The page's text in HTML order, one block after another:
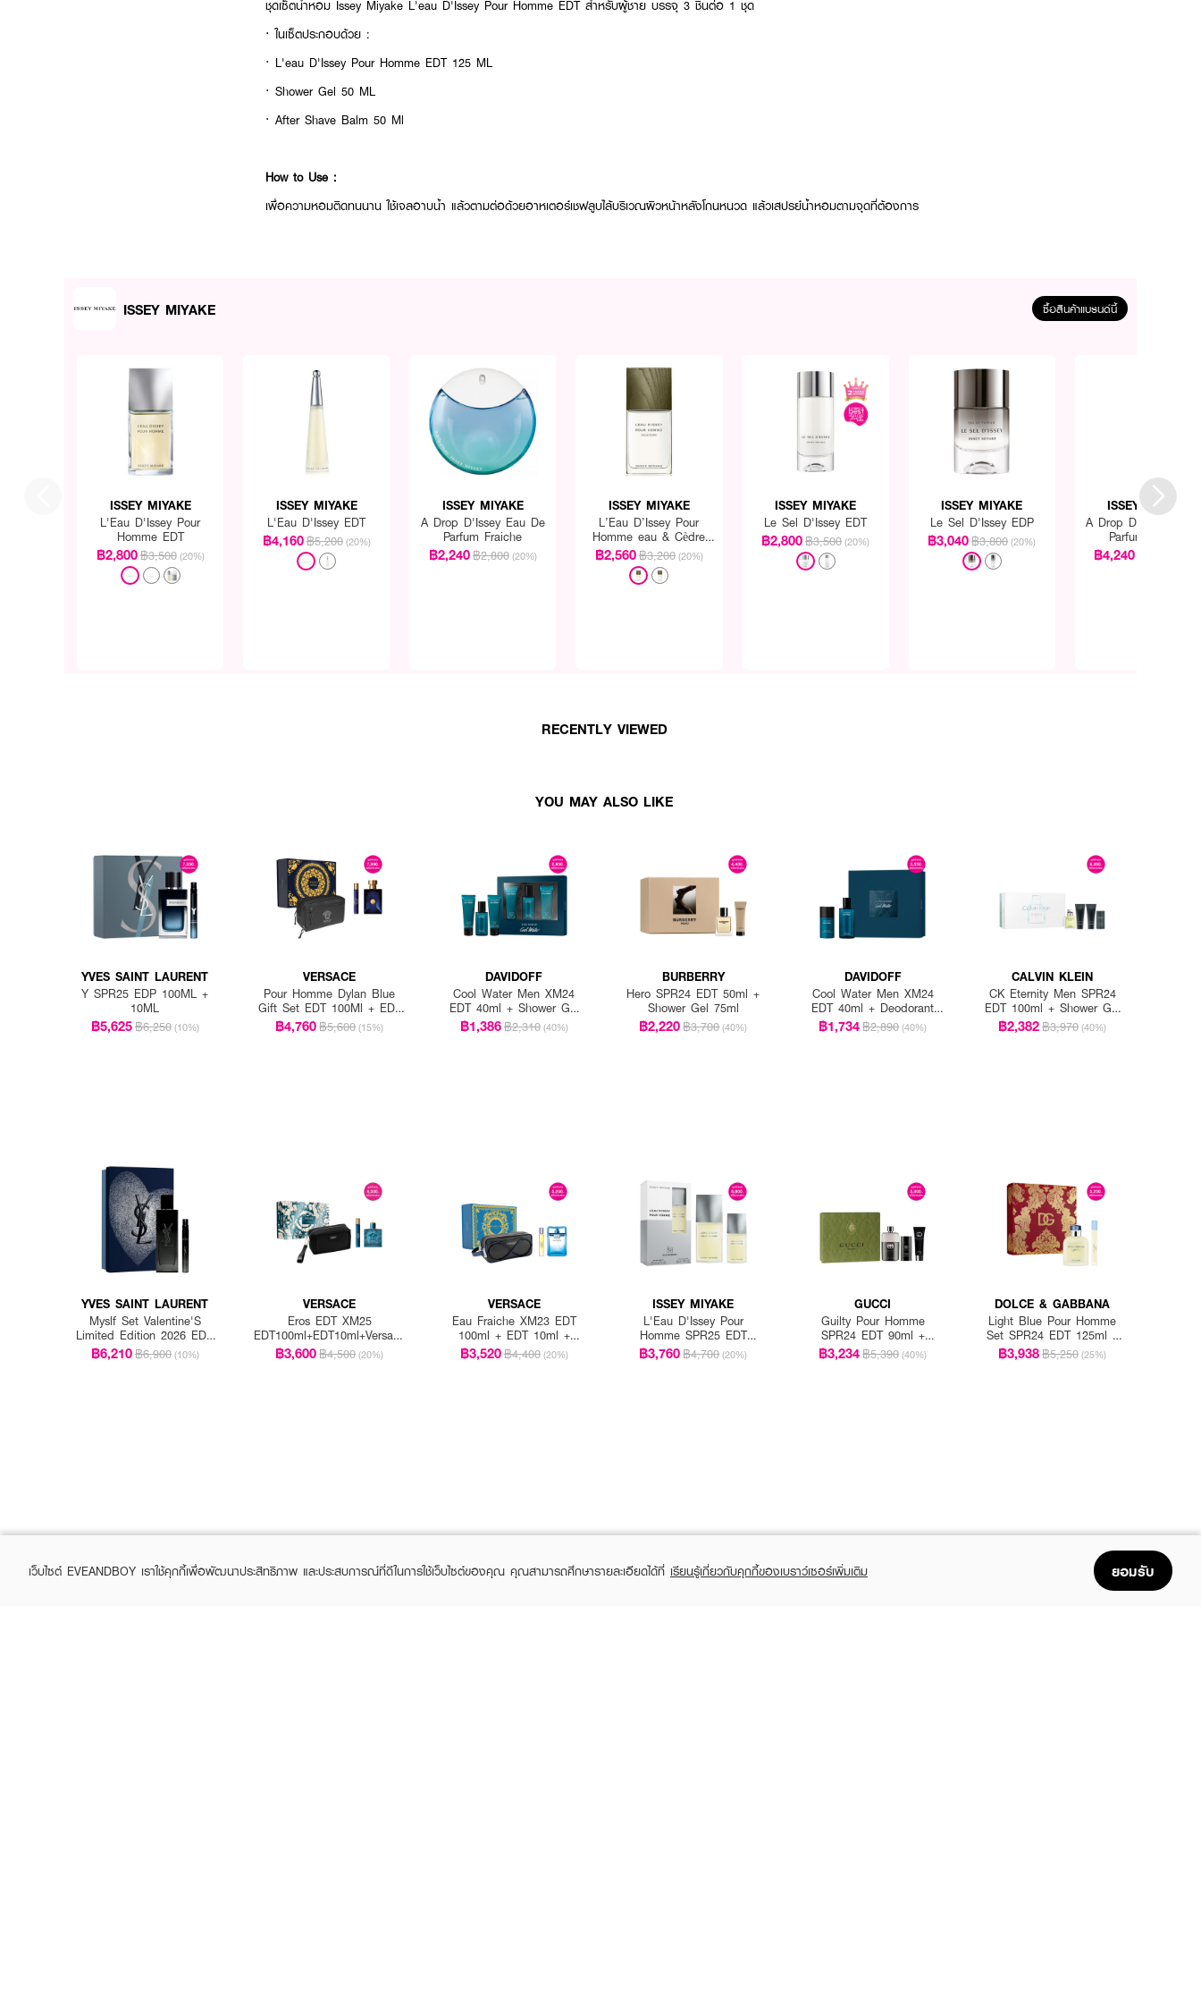
ชุดเซ็ตน้ำหอม Issey Miyake L'eau D'Issey Pour Homme EDT สำหรับผู้ชาย บรรจุ 3 ชิ้นต่อ 1 ชุด
· ในเซ็ตประกอบด้วย :
· L'eau D'Issey Pour Homme EDT 125 ML
· Shower Gel 50 ML
· After Shave Balm 50 Ml
How to Use :
เพื่อความหอมติดทนนาน ใช้เจลอาบน้ำ แล้วตามต่อด้วยอาหเตอร์เชฟลูบไล้บริเวณผิวหน้าหลังโกนหนวด แล้วเสปรย์น้ำหอมตามจุดที่ต้องการ
ISSEY MIYAKE ซื้อสินค้าแบรนด์นี้
ISSEY MIYAKE
L'Eau D'Issey Pour
Homme EDT
฿2,800฿3,500 (20%)
ISSEY MIYAKE
L'Eau D'Issey EDT
฿4,160฿5,200 (20%)
ISSEY MIYAKE
A Drop D'Issey Eau De
Parfum Fraiche
฿2,240฿2,800 (20%)
ISSEY MIYAKE
L’Eau D’Issey Pour
Homme eau & Cèdre
EDT
฿2,560฿3,200 (20%)
ISSEY MIYAKE
Le Sel D'Issey EDT
฿2,800฿3,500 (20%)
ISSEY MIYAKE
Le Sel D'Issey EDP
฿3,040฿3,800 (20%)
ISSEY MIYAKE
A Drop D'Issey Eau
Parfum Fraiche
฿4,240
RECENTLY VIEWED
YOU MAY ALSO LIKE
YVES SAINT LAURENT
Y SPR25 EDP 100ML +
10ML
฿5,625฿6,250 (10%)
VERSACE
Pour Homme Dylan Blue
Gift Set EDT 100Ml + EDT
10Ml + Trousse Male
฿4,760฿5,600 (15%)
DAVIDOFF
Cool Water Men XM24
EDT 40ml + Shower Gel
50ml + After Shave Blam
50ml
฿1,386฿2,310 (40%)
BURBERRY
Hero SPR24 EDT 50ml +
Shower Gel 75ml
฿2,220฿3,700 (40%)
DAVIDOFF
Cool Water Men XM24
EDT 40ml + Deodorant
Stick 75ml
฿1,734฿2,890 (40%)
CALVIN KLEIN
CK Eternity Men SPR24
EDT 100ml + Shower Gel
100ml + After Shave Blam
100ml + Deodorant Stick
฿2,382฿3,970 (40%)
YVES SAINT LAURENT
Myslf Set Valentine'S
Limited Edition 2026 EDP
100ML + EDP 10ML
฿6,210฿6,900 (10%)
VERSACE
Eros EDT XM25
EDT100ml+EDT10ml+Versace
Black Pouch
฿3,600฿4,500 (20%)
VERSACE
Eau Fraiche XM23 EDT
100ml + EDT 10ml +
Trousse Male
฿3,520฿4,400 (20%)
ISSEY MIYAKE
L'Eau D'Issey Pour
Homme SPR25 EDT
125ML +EDT 40ML
฿3,760฿4,700 (20%)
GUCCI
Guilty Pour Homme
SPR24 EDT 90ml +
Shower Gel 50ml +
Deodorant Stick 75ml
฿3,234฿5,390 (40%)
DOLCE & GABBANA
Light Blue Pour Homme
Set SPR24 EDT 125ml +
EDT 10ml
฿3,938฿5,250 (25%)
เว็บไซต์ EVEANDBOY เราใช้คุกกี้เพื่อพัฒนาประสิทธิภาพ และประสบการณ์ที่ดีในการใช้เว็บไซต์ของคุณ คุณสามารถศึกษารายละเอียดได้ที่ เรียนรู้เกี่ยวกับคุกกี้ของเบราว์เซอร์เพิ่มเติม ยอมรับ